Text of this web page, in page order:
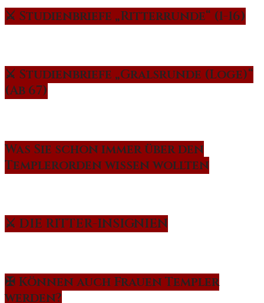
⚔️ Studienbriefe „Ritterrunde“ (1-16)
⚔️ Studienbriefe „Gralsrunde (Loge)“
(Ab 67)
Was Sie schon immer über den
Templerorden wissen wollten
⚔️ DIE RITTER-INSIGNIEN
✠ Können auch Frauen Templer
werden?